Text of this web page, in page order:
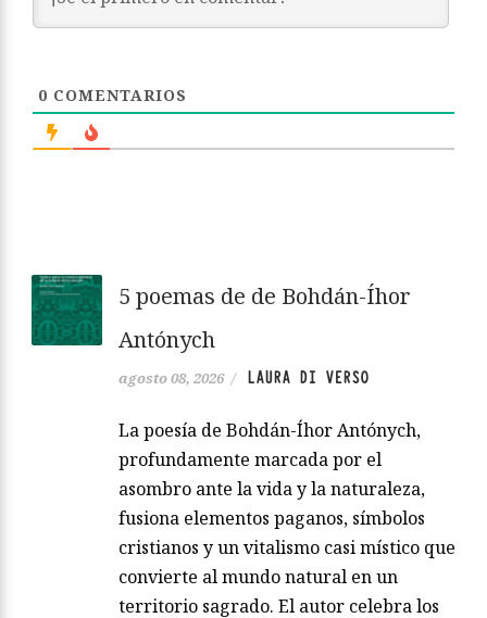
0 COMENTARIOS
5 poemas de de Bohdán-Íhor
Antónych
agosto 08, 2026 / LAURA DI VERSO
La poesía de Bohdán-Íhor Antónych,
profundamente marcada por el
asombro ante la vida y la naturaleza,
fusiona elementos paganos, símbolos
cristianos y un vitalismo casi místico que
convierte al mundo natural en un
territorio sagrado. El autor celebra los